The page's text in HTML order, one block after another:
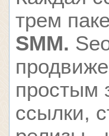
трем
SMM.
простым
ссылки,